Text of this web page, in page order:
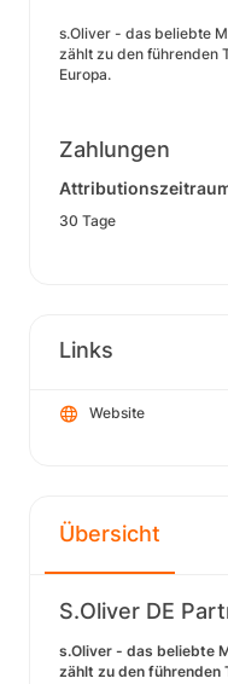
s.Oliver - das beliebte
zählt zu den führenden
Europa.
Zahlungen
30 Tage
Links
Website
Übersicht
S.Oliver DE
s.Oliver - das beliebte
zählt zu den führenden